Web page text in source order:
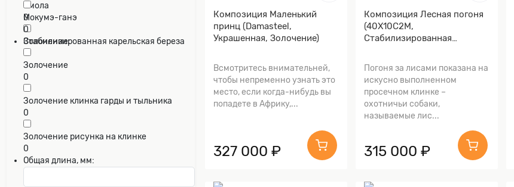
Смола
0
Стабилизированная карельская береза
0
Мокумэ-ганэ
0
Золочение:
Золочение
0
Золочение клинка гарды и тыльника
0
Золочение рисунка на клинке
0
Общая длина, мм:
Композиция Маленький
принц (Damasteel,
Украшенная, Золочение)
Всмотритесь внимательней,
чтобы непременно узнать это
место, если когда-нибудь вы
попадете в Африку,...
327 000 ₽
Композиция Лесная погоня
(40Х10С2М,
Стабилизированная
Погоня за лисами показана на
искусно выполненном
просечном клинке –
охотничьи собаки,
называемые лис...
315 000 ₽